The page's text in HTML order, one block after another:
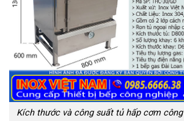
Kích thước và công suất tủ hấp cơm công